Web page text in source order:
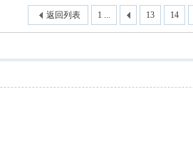
1 ... 13 14
返回列表